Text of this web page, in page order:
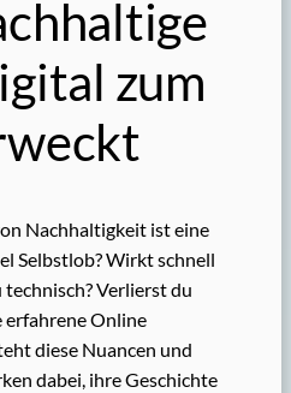
zum
Nachhaltigkeit ist eine
Selbstlob? Wirkt schnell
Verlierst du
erfahrene Online
diese Nuancen und
dabei, ihre Geschichte